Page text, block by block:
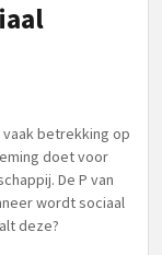
betrekking op
doet voor
De P van
wordt sociaal
deze?